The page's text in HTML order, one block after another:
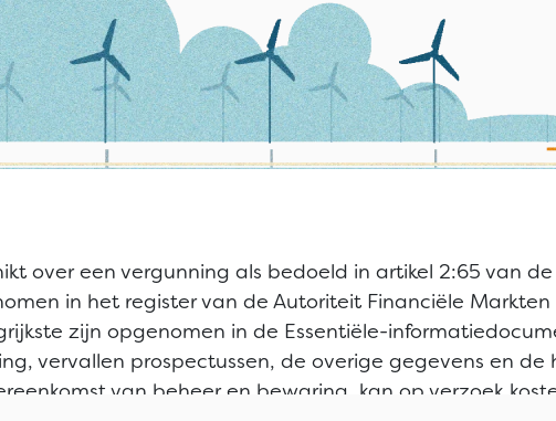
over een vergunning als bedoeld in artikel 2:65 van
in het register van de Autoriteit Financiële Markten
zijn opgenomen in de Essentiële-
vervallen prospectussen, de overige gegevens en de
van beheer en bewaring, kan op verzoek